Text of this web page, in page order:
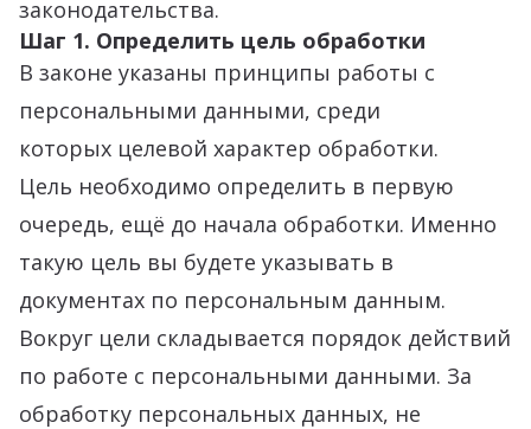
законодательства.
Шаг 1. Определить цель обработки
В законе указаны принципы работы с
персональными данными, среди
которых целевой характер обработки.
Цель необходимо определить в первую
очередь, ещё до начала обработки. Именно
такую цель вы будете указывать в
документах по персональным данным.
Вокруг цели складывается порядок действий
по работе с персональными данными. За
обработку персональных данных, не